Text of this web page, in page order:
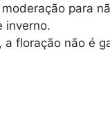
para
inverno.
floração não é